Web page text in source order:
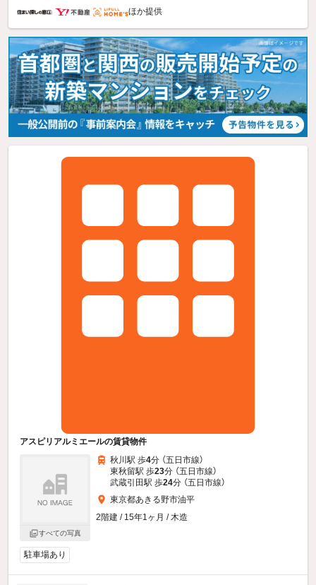
ほか提供
アスピリアルミエールの賃貸物件
すべての写真
秋川駅 歩4分 （五日市線）
東秋留駅 歩23分 （五日市線）
武蔵引田駅 歩24分 （五日市線）
東京都あきる野市油平
2階建 / 15年1ヶ月 / 木造
駐車場あり